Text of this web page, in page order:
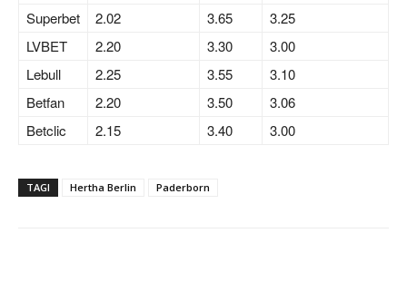
Superbet
2.02 3.65
3.25
LVBET
2.20 3.30
3.00
Lebull
2.25 3.55
3.10
Betfan
2.20 3.50
3.06
Betclic
2.15 3.40 3.00
TAGI Hertha Berlin Paderborn